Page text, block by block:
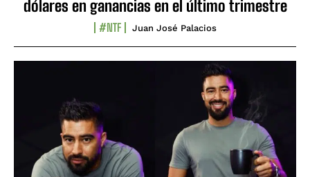
dólares en ganancias en el último trimestre
#NTF Juan José Palacios